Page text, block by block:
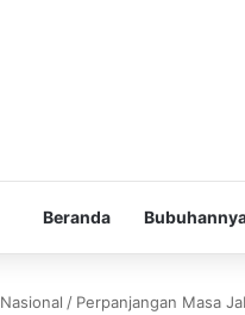
Beranda
Nasional / Perpanjangan Masa